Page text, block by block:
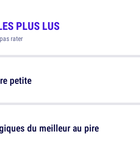
PLUS LUS
rater
petite
du meilleur au pire